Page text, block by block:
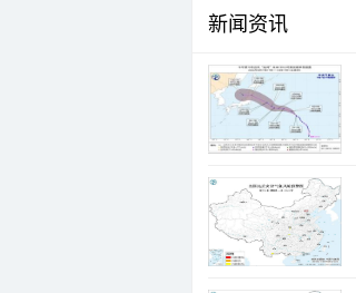
新闻资讯